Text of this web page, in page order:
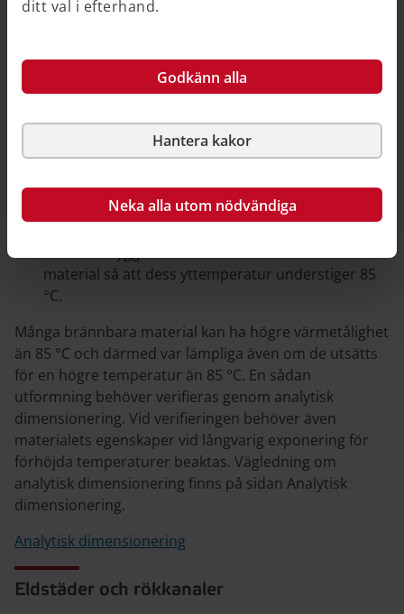
ditt val i efterhand.
Godkänn alla
Hantera kakor
Neka alla utom nödvändiga
°C för att skydda mot antändning från varma
installationer så som eldstäder och skorstenar.
av installation och omkringliggande material:
ytan och den brännbara byggnadsdelen
enbart obrännbara byggnadsdelar används i
material så att dess yttemperatur understiger 85
°C.
Många brännbara material kan ha högre värmetålighet
än 85 °C och därmed var lämpliga även om de utsätts
för en högre temperatur än 85 °C. En sådan
utformning behöver verifieras genom analytisk
dimensionering. Vid verifieringen behöver även
materialets egenskaper vid långvarig exponering för
förhöjda temperaturer beaktas. Vägledning om
analytisk dimensionering finns på sidan Analytisk
dimensionering.
Analytisk dimensionering
Eldstäder och rökkanaler